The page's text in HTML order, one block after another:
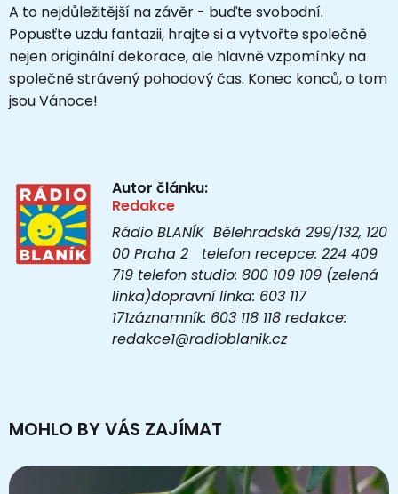
A to nejdůležitější na závěr - buďte svobodní.
Popusťte uzdu fantazii, hrajte si a vytvořte společně
nejen originální dekorace, ale hlavně vzpomínky na
společně strávený pohodový čas. Konec konců, o tom
jsou Vánoce!
Autor článku:
Redakce
Rádio BLANÍK Bělehradská 299/132, 120
00 Praha 2 telefon recepce: 224 409
719 telefon studio: 800 109 109 (zelená
linka)dopravní linka: 603 117
171záznamník: 603 118 118 redakce:
redakce1@radioblanik.cz
MOHLO BY VÁS ZAJÍMAT